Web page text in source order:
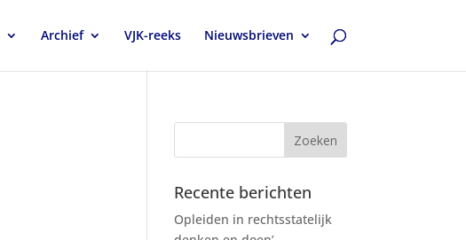
Archief VJK-reeks Nieuwsbrieven
Recente berichten
Opleiden in rechtsstatelijk